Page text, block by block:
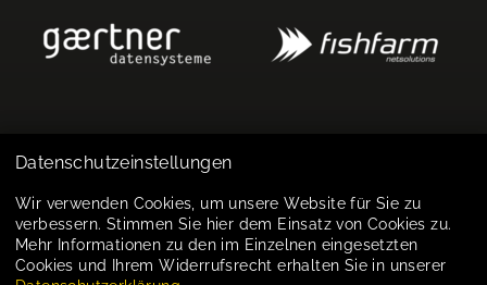
Impressum
Datenschutz
Cookie-Einstellungen
Datenschutzeinstellungen
Wir verwenden Cookies, um unsere Website für Sie zu
verbessern. Stimmen Sie hier dem Einsatz von Cookies zu.
Mehr Informationen zu den im Einzelnen eingesetzten
Cookies und Ihrem Widerrufsrecht erhalten Sie in unserer